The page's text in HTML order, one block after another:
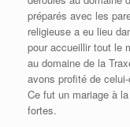
préparés avec les
religieuse a eu lieu
pour accueillir tout le
au domaine de la
avons profité de
Ce fut un mariage à
fortes.